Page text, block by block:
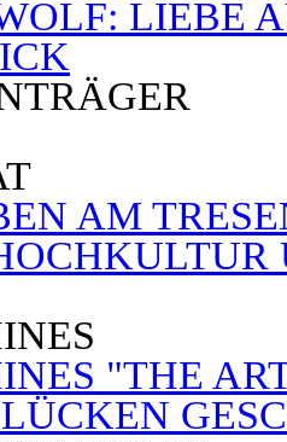
LIEBE
AM
"THE